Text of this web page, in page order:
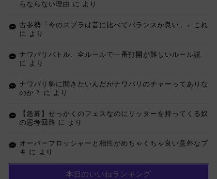
らならない理由 に より
古参勢「今のスプラは昔に比べてバランスが良い」←これ
に より
ナワバリバトル、全ルールで一番打開が難しいルール説
に より
ナワバリ勢に聞きたいんだがナワバリのチャーってありな
のか？
に より
【急募】せっかくのフェスなのにリッターを持ってくる奴
の思考回路 に より
オーバーフロッシャーと相性がめちゃくちゃ良い意外なブ
キ に より
本日のいいねランキング